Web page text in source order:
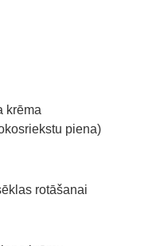
krēma
piena)
rotāšanai